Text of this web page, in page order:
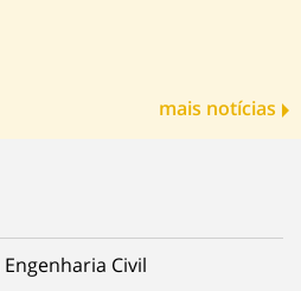
mais notícias
Civil